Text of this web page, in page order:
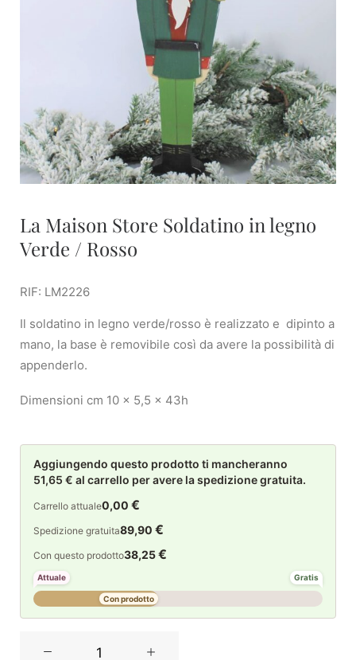
La Maison Store Soldatino in legno
Verde / Rosso
RIF: LM2226
Il soldatino in legno verde/rosso è realizzato e dipinto a
mano, la base è removibile così da avere la possibilità di
appenderlo.
Dimensioni cm 10 x 5,5 x 43h
Aggiungendo questo prodotto ti mancheranno
51,65 € al carrello per avere la spedizione gratuita.
Carrello attuale0,00 €
Spedizione gratuita89,90 €
Con questo prodotto38,25€
Attuale Gratis
Con prodotto